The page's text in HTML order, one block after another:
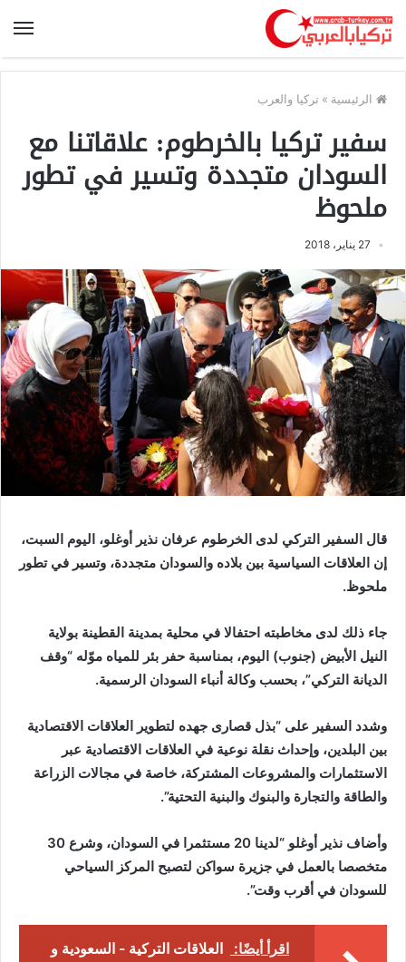
الرئيسية » تركيا والعرب
سفير تركيا بالخرطوم: علاقاتنا مع
السودان متجددة وتسير في تطور
ملحوظ
27 يناير، 2018
قال السفير التركي لدى الخرطوم عرفان نذير أوغلو، اليوم السبت،
إن العلاقات السياسية بين بلاده والسودان متجددة، وتسير في تطور
ملحوظ.
جاء ذلك لدى مخاطبته احتفالا في محلية بمدينة القطينة بولاية
النيل الأبيض (جنوب) اليوم، بمناسبة حفر بئر للمياه موّله “وقف
الديانة التركي”، بحسب وكالة أنباء السودان الرسمية.
وشدد السفير على “بذل قصارى جهده لتطوير العلاقات الاقتصادية
بين البلدين، وإحداث نقلة نوعية في العلاقات الاقتصادية عبر
الاستثمارات والمشروعات المشتركة، خاصة في مجالات الزراعة
والطاقة والتجارة والبنوك والبنية التحتية”.
وأضاف نذير أوغلو “لدينا 20 مستثمرا في السودان، وشرع 30
متخصصا بالعمل في جزيرة سواكن لتصبح المركز السياحي
للسودان في أقرب وقت”.
اقرأ أيضًا:
العلاقات التركية - السعودية و